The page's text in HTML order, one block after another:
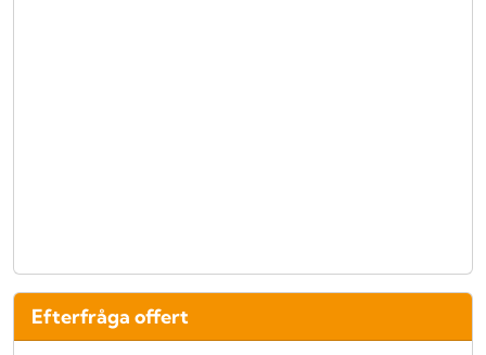
Efterfråga offert